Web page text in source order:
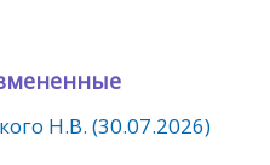
Н.В. (30.07.2026)